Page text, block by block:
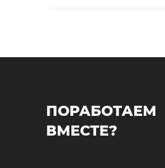
ПОРАБОТАЕМ
ВМЕСТЕ?